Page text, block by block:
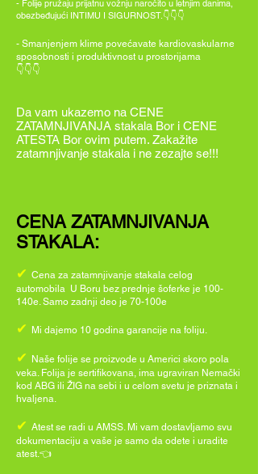
- Folije pružaju prijatnu vožnju naročito u letnjim danima,
obezbeđujući INTIMU I SIGURNOST.👇👇👇
- Smanjenjem klime povećavate kardiovaskularne
sposobnosti i produktivnost u prostorijama
👇👇👇
Da vam ukazemo na CENE
ZATAMNJIVANJA stakala Bor i CENE
ATESTA Bor ovim putem. Zakažite
zatamnjivanje stakala i ne zezajte se!!!
CENA ZATAMNJIVANJA
STAKALA:
✔ Cena za zatamnjivanje stakala celog
automobila U Boru bez prednje šoferke je 100-
140e. Samo zadnji deo je 70-100e
✔ Mi dajemo 10 godina garancije na foliju.
✔
Naše folije se proizvode u Americi skoro pola
veka. Folija je sertifikovana, ima ugraviran Nemački
kod ABG ili ŽIG na sebi i u celom svetu je priznata i
hvaljena.
✔ Atest se radi u AMSS. Mi vam dostavljamo svu
dokumentaciju a vaše je samo da odete i uradite
atest.👈